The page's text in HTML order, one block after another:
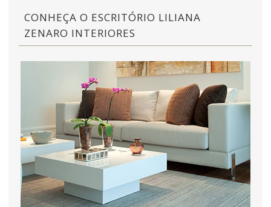
CONHEÇA O ESCRITÓRIO LILIANA
ZENARO INTERIORES